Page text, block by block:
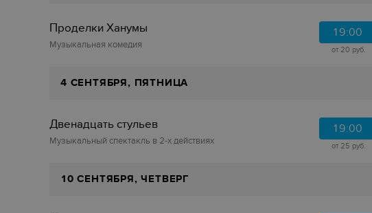
Проделки Ханумы
Музыкальная комедия
19:00
от 20 руб.
4 СЕНТЯБРЯ, ПЯТНИЦА
Двенадцать стульев‎
Музыкальный спектакль в 2-х действиях
19:00
от 25 руб.
10 СЕНТЯБРЯ, ЧЕТВЕРГ